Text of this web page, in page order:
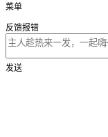
菜单
反馈报错
发送